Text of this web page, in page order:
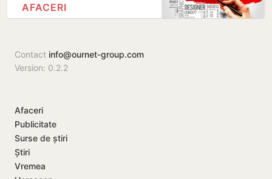
AFACERI
Contact info@ournet-group.com
Version: 0.2.2
Afaceri
Publicitate
Surse de știri
Știri
Vremea